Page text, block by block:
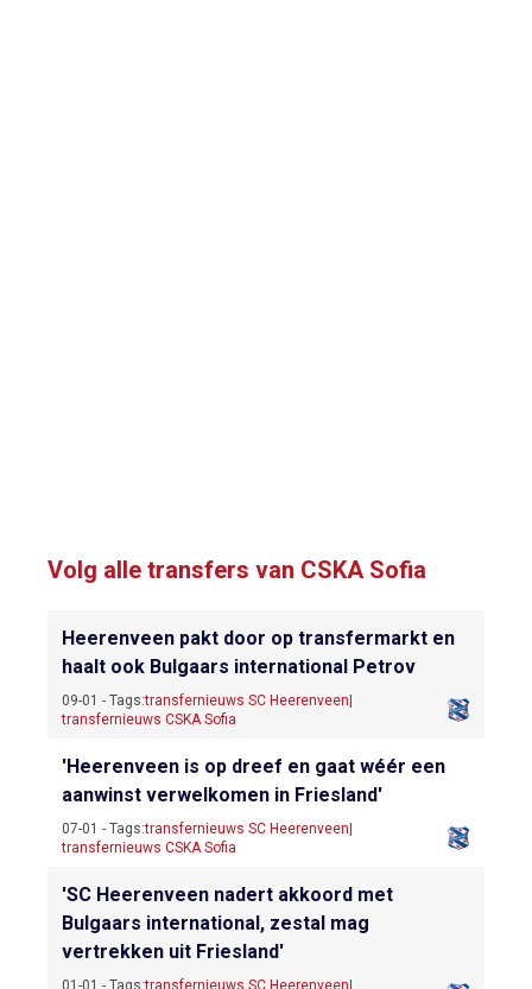
Volg alle transfers van CSKA Sofia
Heerenveen pakt door op transfermarkt en
haalt ook Bulgaars international Petrov
09-01 - Tags:transfernieuws SC Heerenveen
transfernieuws CSKA Sofia
'Heerenveen is op dreef en gaat wéér een
aanwinst verwelkomen in Friesland'
07-01 - Tags:transfernieuws SC Heerenveen
transfernieuws CSKA Sofia
'SC Heerenveen nadert akkoord met
Bulgaars international, zestal mag
vertrekken uit Friesland'